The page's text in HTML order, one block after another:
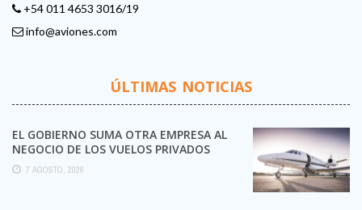
+54 011 4653 3016/19
info@aviones.com
ÚLTIMAS NOTICIAS
EL GOBIERNO SUMA OTRA EMPRESA AL
NEGOCIO DE LOS VUELOS PRIVADOS
7 AGOSTO, 2026